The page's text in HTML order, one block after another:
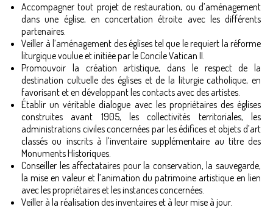
Accompagner tout projet de restauration, ou d’aménagement
dans une église, en concertation étroite avec les différents
partenaires.
Veiller à l’aménagement des églises tel que le requiert la réforme
liturgique voulue et initiée par le Concile Vatican II.
Promouvoir la création artistique, dans le respect de la
destination cultuelle des églises et de la liturgie catholique, en
favorisant et en développant les contacts avec des artistes.
Établir un véritable dialogue avec les propriétaires des églises
construites avant 1905, les collectivités territoriales, les
administrations civiles concernées par les édifices et objets d’art
classés ou inscrits à l’inventaire supplémentaire au titre des
Monuments Historiques.
Conseiller les affectataires pour la conservation, la sauvegarde,
la mise en valeur et l’animation du patrimoine artistique en lien
avec les propriétaires et les instances concernées.
Veiller à la réalisation des inventaires et à leur mise à jour.